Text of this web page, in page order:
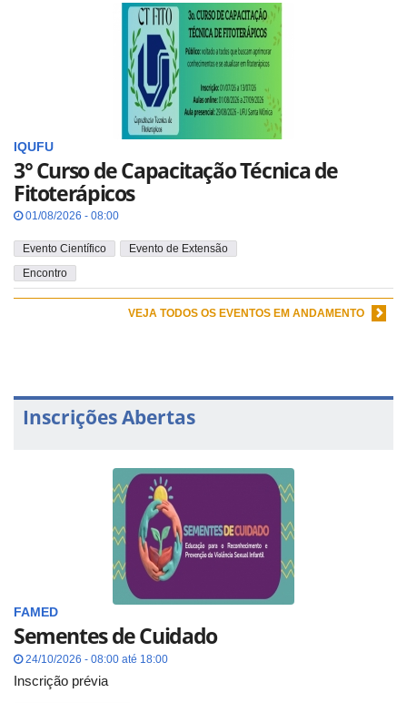
IQUFU
3° Curso de Capacitação Técnica de
Fitoterápicos
01/08/2026 - 08:00
Evento Científico
Evento de Extensão
Encontro
VEJA TODOS OS EVENTOS EM ANDAMENTO
Inscrições Abertas
FAMED
Sementes de Cuidado
24/10/2026 - 08:00 até 18:00
Inscrição prévia